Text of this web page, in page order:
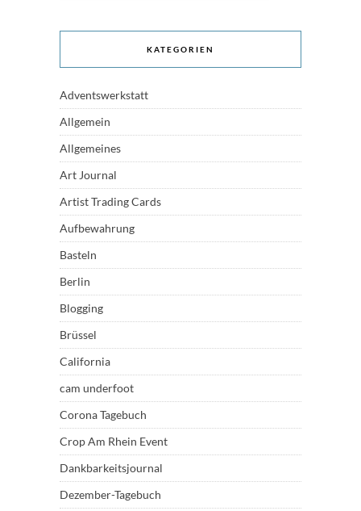
KATEGORIEN
Adventswerkstatt
Allgemein
Allgemeines
Art Journal
Artist Trading Cards
Aufbewahrung
Basteln
Berlin
Blogging
Brüssel
California
cam underfoot
Corona Tagebuch
Crop Am Rhein Event
Dankbarkeitsjournal
Dezember-Tagebuch